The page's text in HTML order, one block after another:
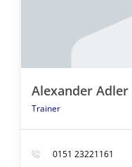
Alexander Adler
Trainer
0151 23221161